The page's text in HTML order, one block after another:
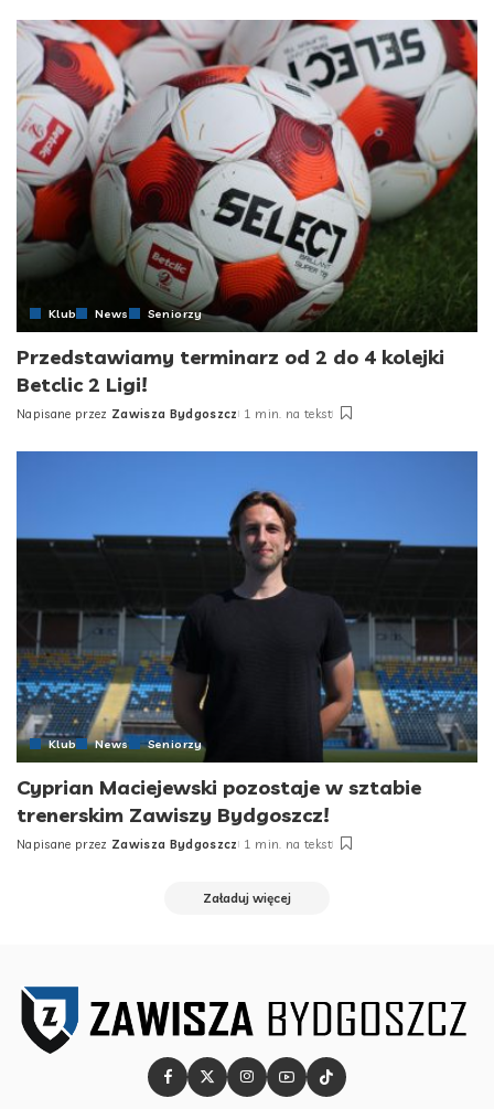
Klub News Seniorzy
Przedstawiamy terminarz od 2 do 4 kolejki
Betclic 2 Ligi!
Posted
Napisane przez Zawisza Bydgoszcz 1 min. na tekst
Klub News Seniorzy
Cyprian Maciejewski pozostaje w sztabie
trenerskim Zawiszy Bydgoszcz!
Posted
Napisane przez Zawisza Bydgoszcz 1 min. na tekst
Załaduj więcej